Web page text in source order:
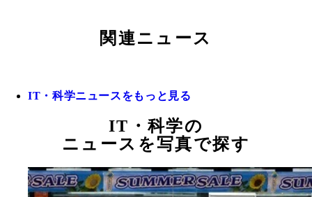
関連ニュース
IT・科学ニュースをもっと見る
IT・科学の
ニュースを写真で探す